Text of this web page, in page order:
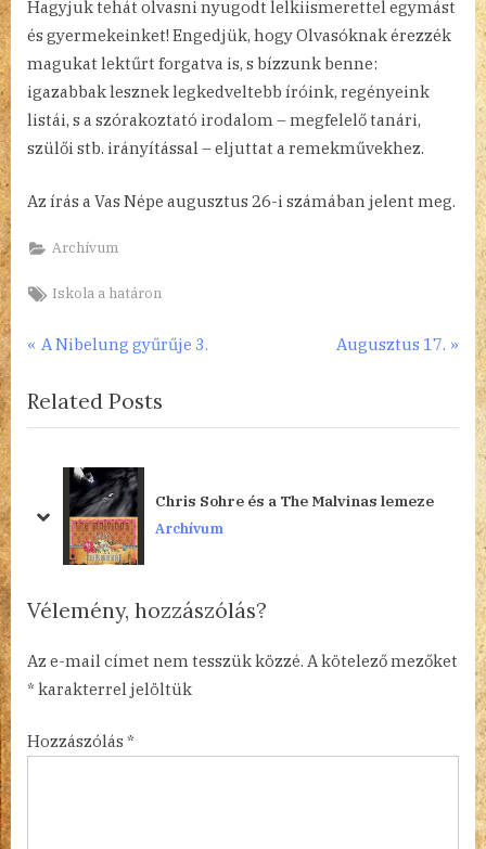
Hagyjuk tehát olvasni nyugodt lelkiismerettel egymást
és gyermekeinket! Engedjük, hogy Olvasóknak érezzék
magukat lektűrt forgatva is, s bízzunk benne:
igazabbak lesznek legkedveltebb íróink, regényeink
listái, s a szórakoztató irodalom – megfelelő tanári,
szülői stb. irányítással – eljuttat a remekművekhez.
Az írás a Vas Népe augusztus 26-i számában jelent meg.
Archívum
Tags:
Iskola a határon
Bejegyzés
navigáció
P
e
v
u
s
:
A Nibelung gyűrűje 3.
N
t
s
Augusztus 17.
Related Posts
Chris Sohre és a The Malvinas lemeze
Archívum
prev
next
Vélemény, hozzászólás?
Az e-mail címet nem tesszük közzé. A kötelező mezőket
* karakterrel jelöltük
Hozzászólás *